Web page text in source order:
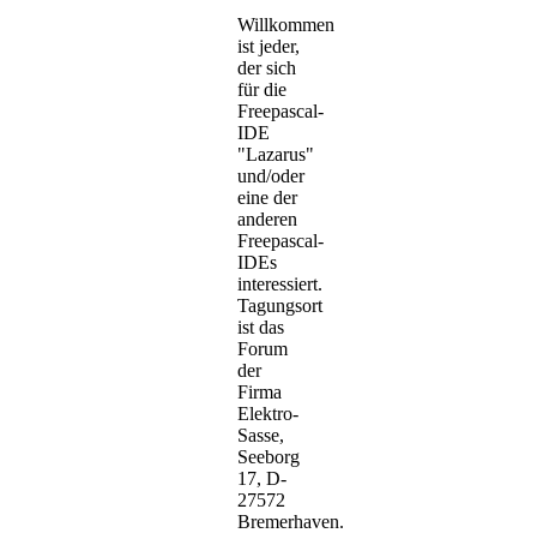
Willkommen
ist jeder,
der sich
für die
Freepascal-
IDE
"Lazarus"
und/oder
eine der
anderen
Freepascal-
IDEs
interessiert.
Tagungsort
ist das
Forum
der
Firma
Elektro-
Sasse,
Seeborg
17, D-
27572
Bremerhaven.